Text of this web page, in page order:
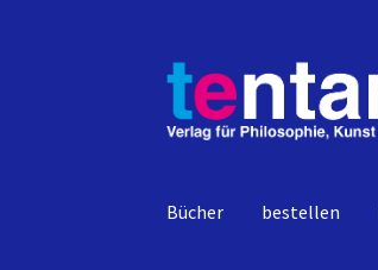
Zur
Navigation
springen
Zum
Inhalt
springen
Bücher bestellen